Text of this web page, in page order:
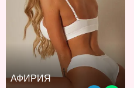
АФИРИЯ